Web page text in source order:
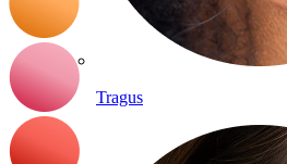
Tragus